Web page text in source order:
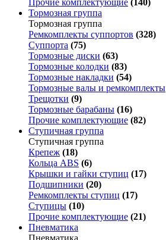
Прочие комплектующие (140)
Тормозная группа
Тормозная группа
Ремкомплекты суппортов (328)
Суппорта (75)
Тормозные диски (63)
Тормозные колодки (83)
Тормозные накладки (54)
Тормозные валы и ремкомплекты
Трещотки (9)
Тормозные барабаны (16)
Прочие комплектующие (82)
Ступичная группа
Ступичная группа
Крепеж (18)
Кольца ABS (6)
Крышки и гайки ступиц (17)
Подшипники (20)
Ремкомплекты ступиц (17)
Ступицы (10)
Прочие комплектующие (21)
Пневматика
Пневматика